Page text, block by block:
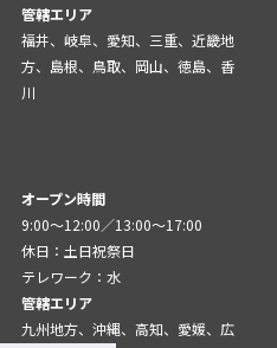
管轄エリア
福井、岐阜、愛知、三重、近畿地
方、島根、鳥取、岡山、徳島、香
川
オープン時間
9:00～12:00／13:00～17:00
休日：土日祝祭日
テレワーク：水
管轄エリア
九州地方、沖縄、高知、愛媛、広